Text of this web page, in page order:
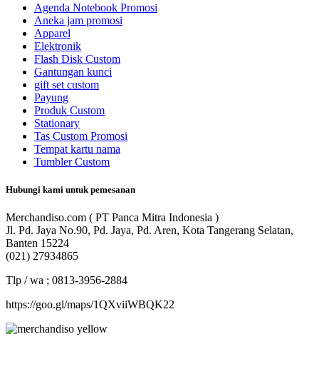
Agenda Notebook Promosi
Aneka jam promosi
Apparel
Elektronik
Flash Disk Custom
Gantungan kunci
gift set custom
Payung
Produk Custom
Stationary
Tas Custom Promosi
Tempat kartu nama
Tumbler Custom
Hubungi kami untuk pemesanan
Merchandiso.com ( PT Panca Mitra Indonesia )
Jl. Pd. Jaya No.90, Pd. Jaya, Pd. Aren, Kota Tangerang Selatan,
Banten 15224
(021) 27934865
Tlp / wa ; 0813-3956-2884
https://goo.gl/maps/1QXviiWBQK22